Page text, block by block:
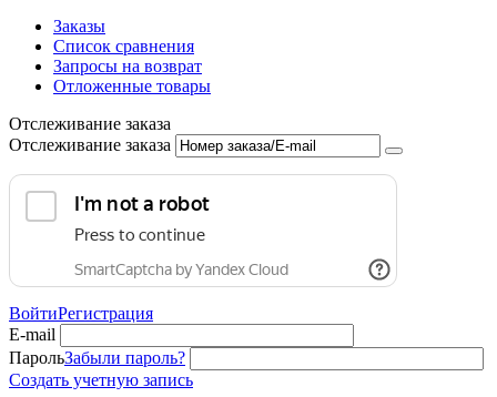
Заказы
Список сравнения
Запросы на возврат
Отложенные товары
Отслеживание заказа
Отслеживание заказа
ВойтиРегистрация
E-mail
ПарольЗабыли пароль?
Создать учетную запись